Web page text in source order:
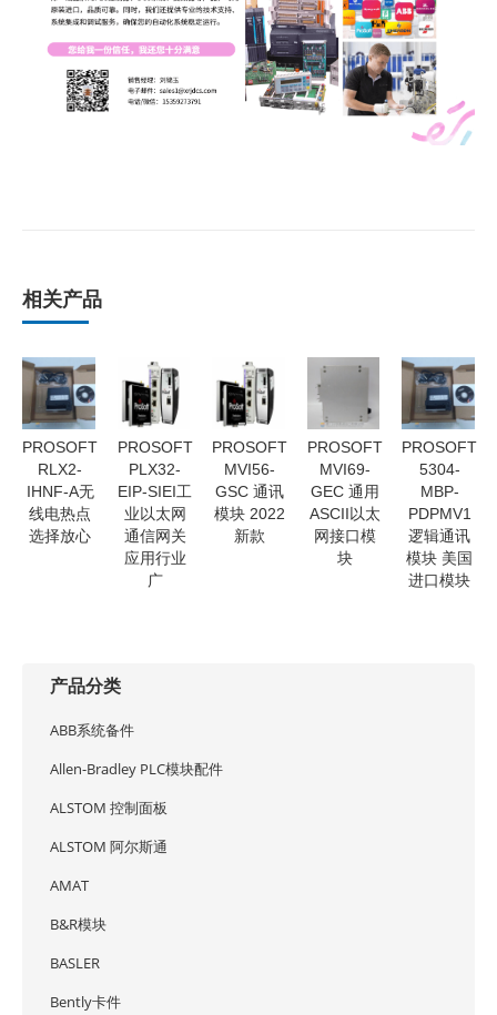
相关产品
PROSOFT
RLX2-
IHNF-A无
线电热点
选择放心
PROSOFT
PLX32-
EIP-SIEI工
业以太网
通信网关
应用行业
广
PROSOFT
MVI56-
GSC 通讯
模块 2022
新款
PROSOFT
MVI69-
GEC 通用
ASCII以太
网接口模
块
PROSOFT
5304-
MBP-
PDPMV1
逻辑通讯
模块 美国
进口模块
产品分类
ABB系统备件
Allen-Bradley PLC模块配件
ALSTOM 控制面板
ALSTOM 阿尔斯通
AMAT
B&R模块
BASLER
Bently卡件